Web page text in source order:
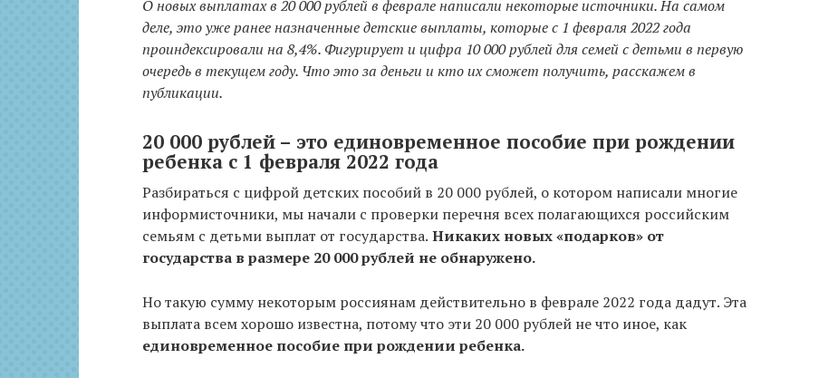
О новых выплатах в 20 000 рублей в феврале написали некоторые источники. На самом
деле, это уже ранее назначенные детские выплаты, которые с 1 февраля 2022 года
проиндексировали на 8,4%. Фигурирует и цифра 10 000 рублей для семей с детьми в первую
очередь в текущем году. Что это за деньги и кто их сможет получить, расскажем в
публикации.
20 000 рублей – это единовременное пособие при рождении
ребенка с 1 февраля 2022 года
Разбираться с цифрой детских пособий в 20 000 рублей, о котором написали многие
информисточники, мы начали с проверки перечня всех полагающихся российским
семьям с детьми выплат от государства. Никаких новых «подарков» от
государства в размере 20 000 рублей не обнаружено.
Но такую сумму некоторым россиянам действительно в феврале 2022 года дадут. Эта
выплата всем хорошо известна, потому что эти 20 000 рублей не что иное, как
единовременное пособие при рождении ребенка.